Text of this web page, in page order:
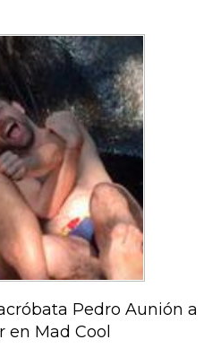
Pedro Aunión a
Mad Cool